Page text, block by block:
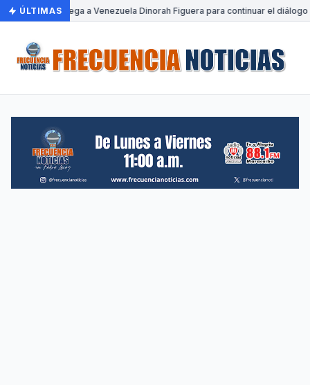
ÚLTIMAS
• Llega a Venezuela Dinorah Figuera para continuar el diálogo